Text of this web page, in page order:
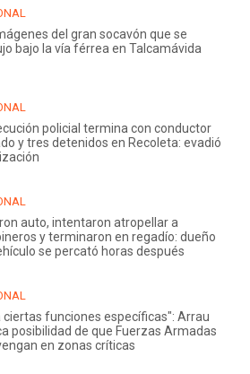
del gran socavón que se
bajo la vía férrea en Talcamávida
policial termina con conductor
y tres detenidos en Recoleta: evadió
auto, intentaron atropellar a
y terminaron en regadío: dueño
se percató horas después
ciertas funciones específicas": Arrau
posibilidad de que Fuerzas Armadas
en zonas críticas